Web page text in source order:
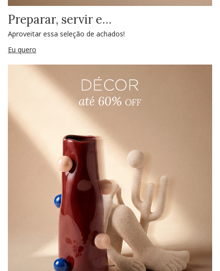
Preparar, servir e…
Aproveitar essa seleção de achados!
Eu quero